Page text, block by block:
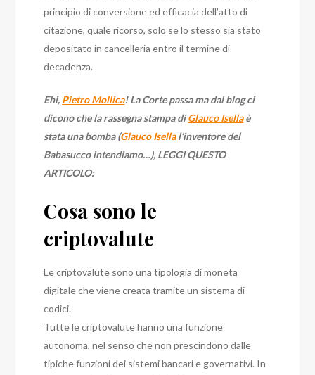
principio di conversione ed efficacia dell’atto di
citazione, quale ricorso, solo se lo stesso sia stato
depositato in cancelleria entro il termine di
decadenza.
Ehi, Pietro Mollica! La Corte passa ma dal blog ci
dicono che la rassegna stampa diGlauco Isellaè
stata una bomba (Glauco Isellal’inventore del
Babasucco intendiamo…), LEGGI QUESTO
ARTICOLO:
Cosa sono le
criptovalute
Le criptovalute sono una tipologia di moneta
digitale che viene creata tramite un sistema di
codici.
Tutte le criptovalute hanno una funzione
autonoma, nel senso che non prescindono dalle
tipiche funzioni dei sistemi bancari e governativi. In